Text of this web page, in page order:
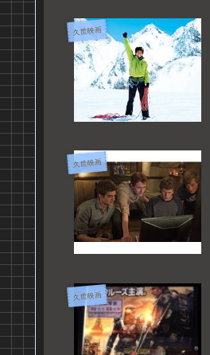
久世映画
久世映画
久世映画